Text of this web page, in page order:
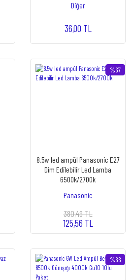
Diğer
36,00 TL
%67
8.5w led ampül Panasonic E27
Dim Edilebilir Led Lamba
6500k/2700k
Panasonic
380,49 TL
125,56 TL
%66